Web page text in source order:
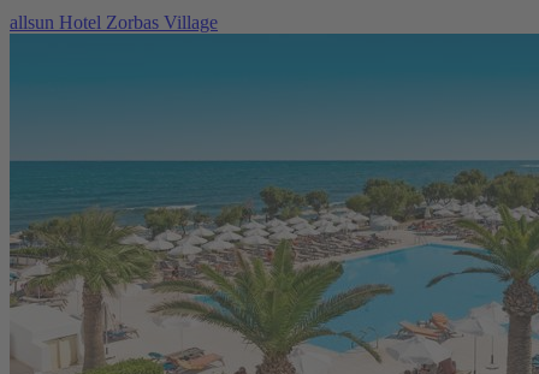
allsun Hotel Zorbas Village